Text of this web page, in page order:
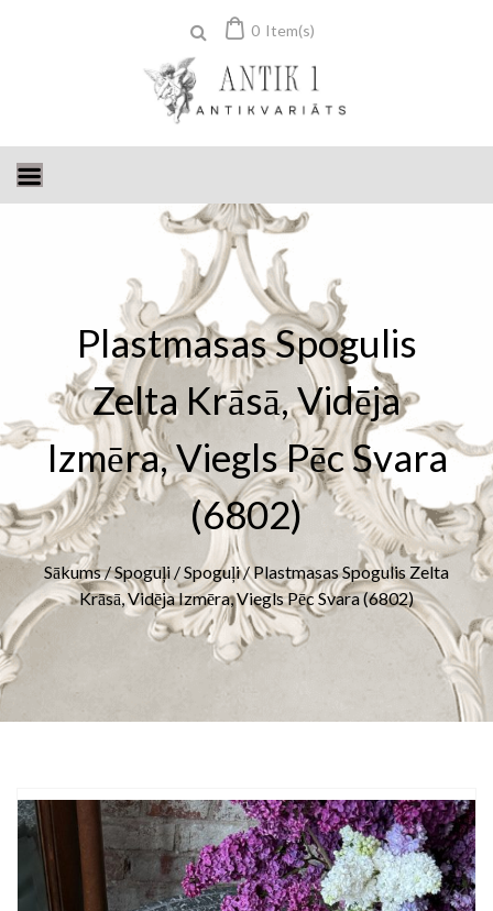
0 Item(s)
Plastmasas Spogulis
Zelta Krāsā, Vidēja
Izmēra, Viegls Pēc Svara
(6802)
Sākums/Spoguļi/Spoguļi/ Plastmasas Spogulis Zelta
Krāsā, Vidēja Izmēra, Viegls Pēc Svara (6802)